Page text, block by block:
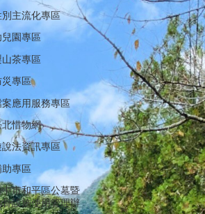
別主流化專區
兒園專區
山茶專區
災專區
案應用服務專區
北惜物網
說法資訊專區
助專區
中市和平區公墓暨
骨設施使用管理辦